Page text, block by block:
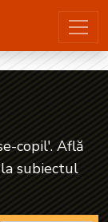
copil'. Află
subiectul